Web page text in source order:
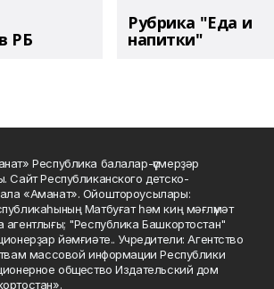
РБ
Рубрика "Еда и
напитки"
Республика балалар-үҫмерҙәр
Сайт Республиканского детско-
«Аманат». Ойоштороусылары:
Матбуғат һәм киң мәғлүмәт
"Республика Башкортостан"
йәмғиәте.. Учредители: Агентство
массовой информации Республики
общество Издательский дом